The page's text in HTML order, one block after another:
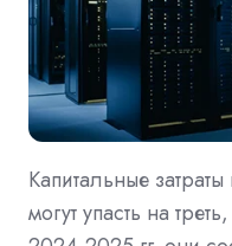
Капитальные
могут упасть на